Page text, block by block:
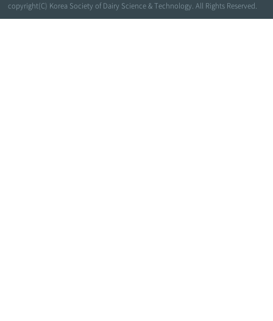
copyright(C) Korea Society of Dairy Science & Technology. All Rights Reserved.